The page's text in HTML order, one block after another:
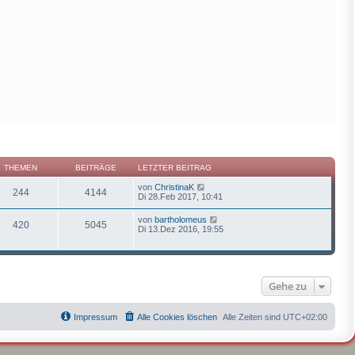
THEMEN BEITRÄGE LETZTER BEITRAG
244 4144 von ChristinaK
e
e
s
t
r
g
Di 28.Feb 2017, 10:41
420 5045 von bartholomeus
e
s
e
r
a
Di 13.Dez 2016, 19:55
Gehe zu
Alle Zeiten sind UTC+02:00
Alle Cookies löschen
Impressum